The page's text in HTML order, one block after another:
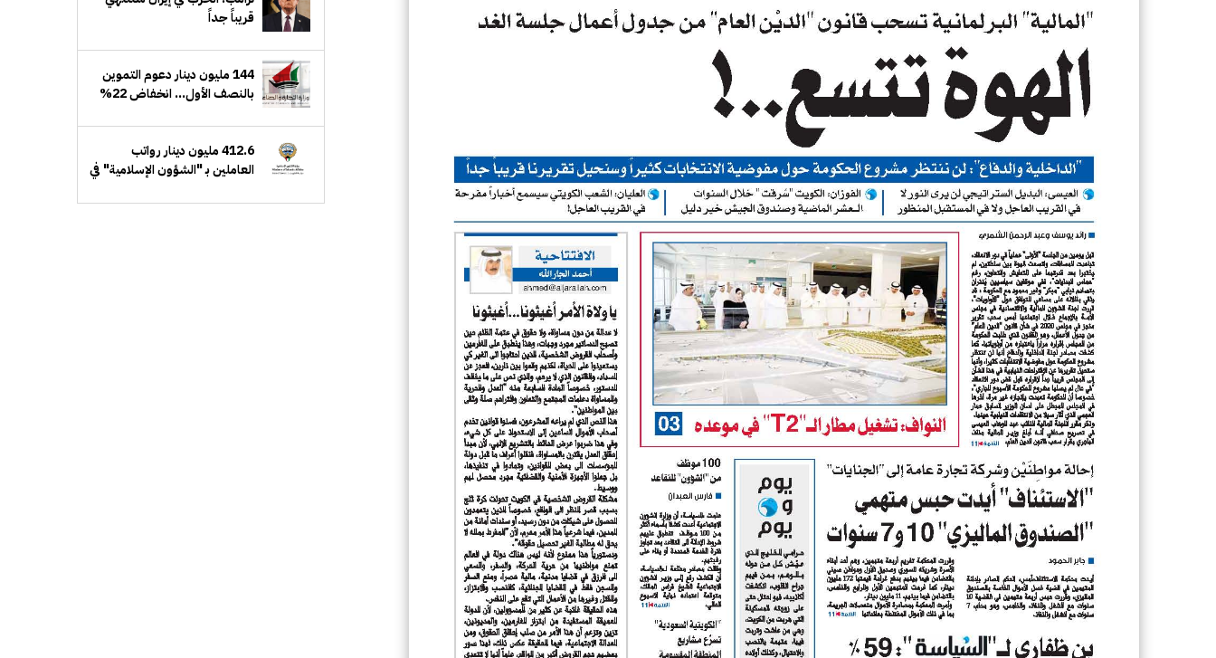
قريباً جداً
144 مليون دينار دعوم التموين
بالنصف الأول... انخفاض 22%
412.6 مليون دينار رواتب
العاملين بـ "الشؤون الإسلامية" في